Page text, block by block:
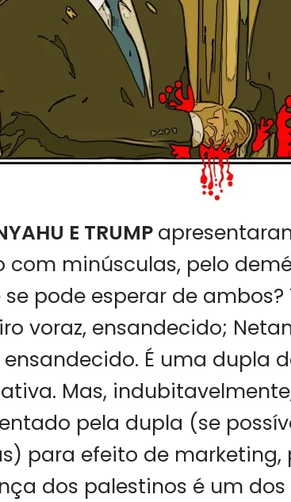
E TRUMP
com minúsculas, pelo
se pode esperar de
voraz, ensandecido;
ensandecido. É uma dupla
Mas,
pela dupla (se
para efeito de marketing,
dos palestinos é um